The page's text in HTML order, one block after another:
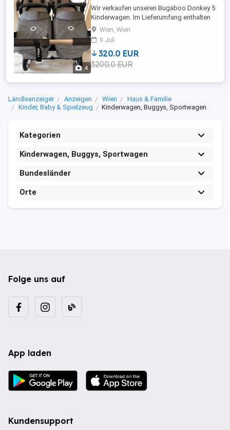
4
Wir verkaufen unseren Bugaboo Donkey 5
Kinderwagen. Im Lieferumfang enthalten
sind: 2 Babywannen mit Sonnenschutz,
jeweils mit Matratze und Untergestell 2
Babyschalen mit 5-Punkt-Gurten 1
Seitentasche (neu, unbenutzt) 1
Untergestellkorb 2 Regenschutzhüllen 2
Wien, Wien
9 Juli
320.0 EUR
3200.0 EUR
Ländleanzeiger Anzeigen Wien
Haus & Familie
Kinder, Baby & Spielzeug
Kinderwagen, Buggys, Sportwagen
Kategorien
Kinderwagen, Buggys, Sportwagen
Bundesländer
Orte
Folge uns auf
App laden
Kundensupport